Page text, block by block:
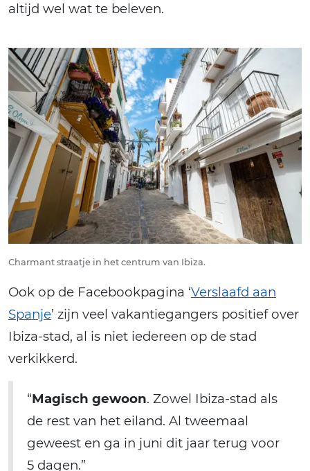
altijd wel wat te beleven.
Charmant straatje in het centrum van Ibiza.
Ook op de Facebookpagina ‘Verslaafd aan
Spanje’ zijn veel vakantiegangers positief over
Ibiza-stad, al is niet iedereen op de stad
verkikkerd.
“Magisch gewoon. Zowel Ibiza-stad als
de rest van het eiland. Al tweemaal
geweest en ga in juni dit jaar terug voor
5 dagen.”